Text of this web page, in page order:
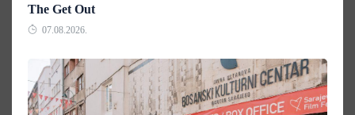
The Get Out
07.08.2026.